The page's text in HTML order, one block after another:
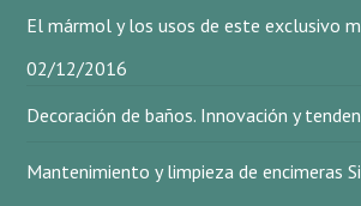
El mármol y los usos de este exclusivo
02/12/2016
Decoración de baños. Innovación y
Mantenimiento y limpieza de encimeras